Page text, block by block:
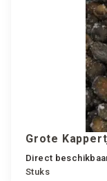
Grote
Direct
Stuks